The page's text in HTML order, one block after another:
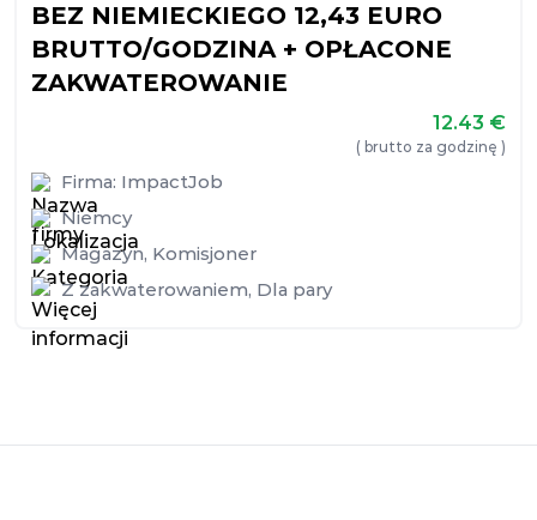
BEZ NIEMIECKIEGO 12,43 EURO
BRUTTO/GODZINA + OPŁACONE
ZAKWATEROWANIE
12.43 €
( brutto za godzinę )
Firma: ImpactJob
Niemcy
Magazyn, Komisjoner
Z zakwaterowaniem, Dla pary